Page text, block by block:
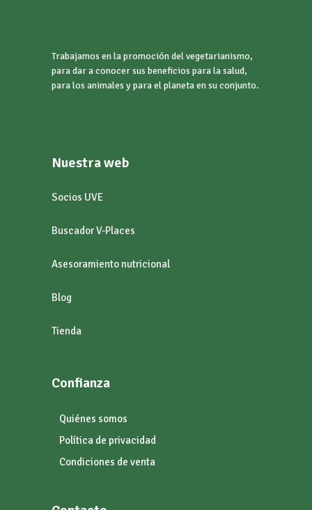
Trabajamos en la promoción del vegetarianismo,
para dar a conocer sus beneficios para la salud,
para los animales y para el planeta en su conjunto.
Nuestra web
Socios UVE
Buscador V-Places
Asesoramiento nutricional
Blog
Tienda
Confianza
Quiénes somos
Política de privacidad
Condiciones de venta